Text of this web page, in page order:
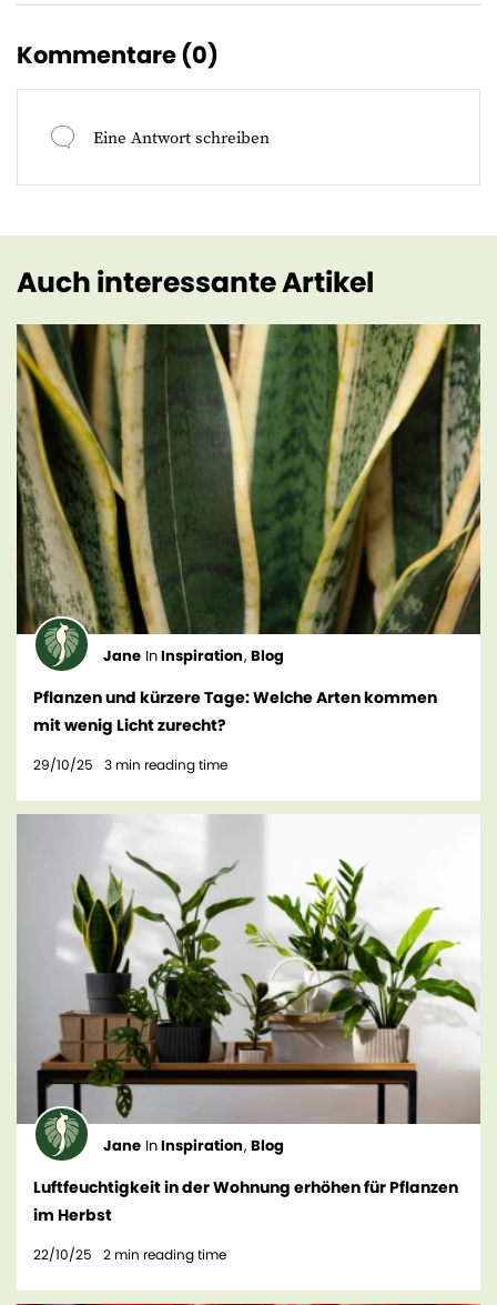
Kommentare (0)
Eine Antwort schreiben
Auch interessante Artikel
Jane InInspiration, Blog
Pflanzen und kürzere Tage: Welche Arten kommen
mit wenig Licht zurecht?
29/10/25 3 min reading time
Jane InInspiration, Blog
Luftfeuchtigkeit in der Wohnung erhöhen für Pflanzen
im Herbst
22/10/25 2 min reading time